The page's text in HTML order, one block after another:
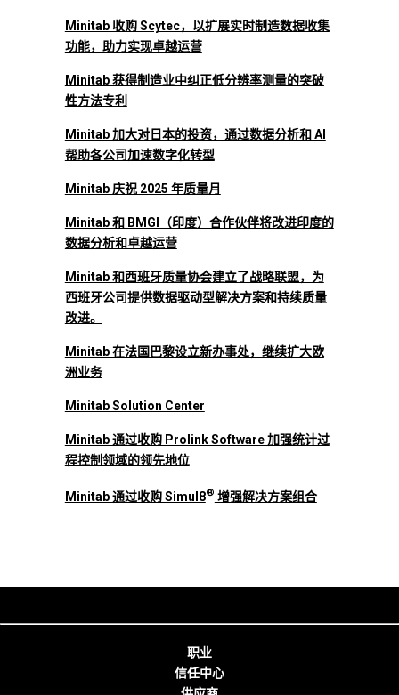
Minitab 收购 Scytec，以扩展实时制造数据收集
功能，助力实现卓越运营
Minitab 获得制造业中纠正低分辨率测量的突破
性方法专利
Minitab 加大对日本的投资，通过数据分析和 AI
帮助各公司加速数字化转型
Minitab 庆祝 2025 年质量月
Minitab 和 BMGI（印度）合作伙伴将改进印度的
数据分析和卓越运营
Minitab 和西班牙质量协会建立了战略联盟，为
西班牙公司提供数据驱动型解决方案和持续质量
改进。
Minitab 在法国巴黎设立新办事处，继续扩大欧
洲业务
Minitab Solution Center
Minitab 通过收购 Prolink Software 加强统计过
程控制领域的领先地位
Minitab 通过收购 Simul8®增强解决方案组合
职业
信任中心